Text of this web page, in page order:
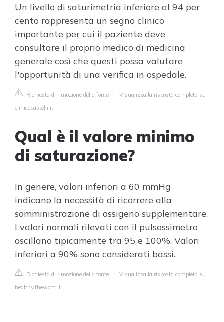
Un livello di saturimetria inferiore al 94 per
cento rappresenta un segno clinico
importante per cui il paziente deve
consultare il proprio medico di medicina
generale così che questi possa valutare
l'opportunità di una verifica in ospedale.
Richiesta di rimozione della fonte | Visualizza la risposta completa su
clinicacastelli.it
Qual è il valore minimo
di saturazione?
In genere, valori inferiori a 60 mmHg
indicano la necessità di ricorrere alla
somministrazione di ossigeno supplementare.
I valori normali rilevati con il pulsossimetro
oscillano tipicamente tra 95 e 100%. Valori
inferiori a 90% sono considerati bassi.
Richiesta di rimozione della fonte | Visualizza la risposta completa su
healthy.thewom.it